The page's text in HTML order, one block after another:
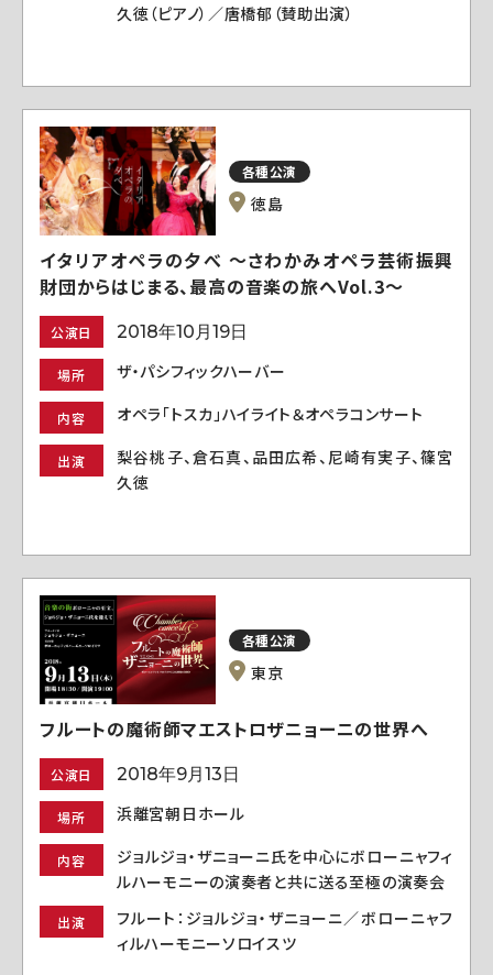
久徳（ピアノ）／唐橋郁（賛助出演）
各種公演
徳島
イタリアオペラの夕べ ～さわかみオペラ芸術振興
財団からはじまる、最高の音楽の旅へVol.3～
公演日 2018年10月19日
場所 ザ・パシフィックハーバー
内容 オペラ「トスカ」ハイライト＆オペラコンサート
出演
梨谷桃子、倉石真、品田広希、尼崎有実子、篠宮
久徳
各種公演
東京
フルートの魔術師マエストロザニョーニの世界へ
公演日 2018年9月13日
場所 浜離宮朝日ホール
内容
ジョルジョ・ザニョーニ氏を中心にボローニャフィ
ルハーモニーの演奏者と共に送る至極の演奏会
出演
フルート：ジョルジョ・ザニョーニ／ボローニャフ
ィルハーモニーソロイスツ